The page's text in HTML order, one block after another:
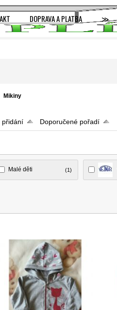
DOPRAVA A PLATBA ≫
Mikiny
přidání Doporučené pořadí
Malé děti (1)